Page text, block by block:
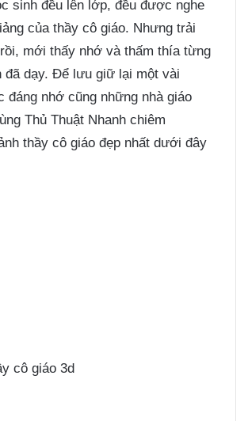
sinh đều lên lớp, đều được nghe
của thầy cô giáo. Nhưng trải
mới thấy nhớ và thấm thía từng
đã dạy. Để lưu giữ lại một vài
đáng nhớ cũng những nhà giáo
Thủ Thuật Nhanh chiêm
thầy cô giáo đẹp nhất dưới đây
cô giáo 3d